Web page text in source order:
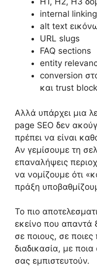
internal linking
alt text
URL slugs
FAQ sections
entity
conversion
και trust
Αλλά υπάρχει μια
page SEO δεν
πρέπει να είναι
Αν γεμίσουμε τη
επαναλήψεις
να νομίζουμε ότι
πράξη
Το πιο
εκείνο που απαντά
σε ποιους, σε ποιες
διαδικασία, με
σας εμπιστευτούν.